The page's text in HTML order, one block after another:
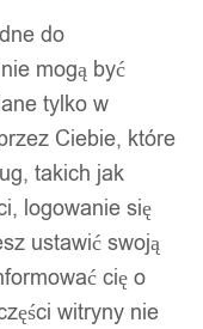
180x200
do
mogą być
tylko w
Ciebie, które
takich jak
logowanie się
ustawić swoją
cię o
witryny nie